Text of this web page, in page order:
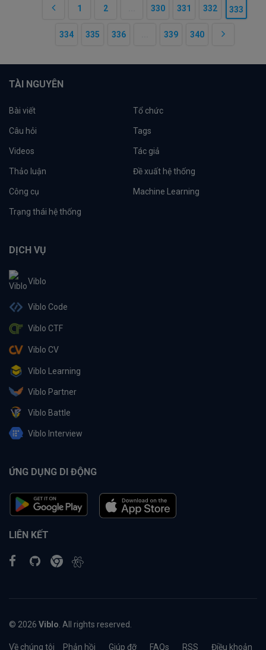
1 2 330 331 332 333
334 335 336 339 340
TÀI NGUYÊN
Bài viết Tổ chức
Câu hỏi Tags
Videos Tác giả
Thảo luận Đề xuất hệ thống
Công cụ Machine Learning
Trạng thái hệ thống
DỊCH VỤ
Viblo
Viblo Code
Viblo CTF
Viblo CV
Viblo Learning
Viblo Partner
Viblo Battle
Viblo Interview
ỨNG DỤNG DI ĐỘNG
LIÊN KẾT
© 2026 Viblo . All rights reserved.
Về chúng tôi Phản hồi Giúp đỡ FAQs RSS Điều khoản